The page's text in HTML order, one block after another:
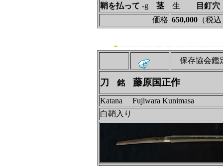
鞘を払って ‐g 茎生 目釘穴
価格 650,000（税込
保存協会鑑
刀 銘 藤原国正作
Katana Fujiwara Kunimasa
白鞘入り